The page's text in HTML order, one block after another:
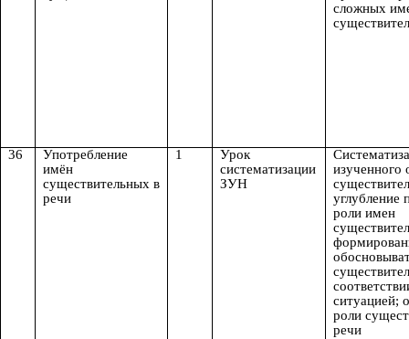
сложных
36
Употребление
имён
существительных в
речи
1
Урок
систематизации
ЗУН
изученного
углубление
роли имен
ситуацией;
роли
речи